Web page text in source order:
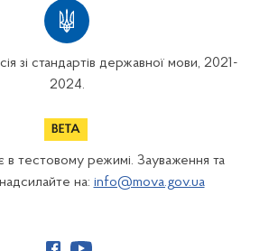
зі стандартів державної мови, 2021-
2024.
в тестовому режимі. Зауваження та
на: info@mova.gov.ua